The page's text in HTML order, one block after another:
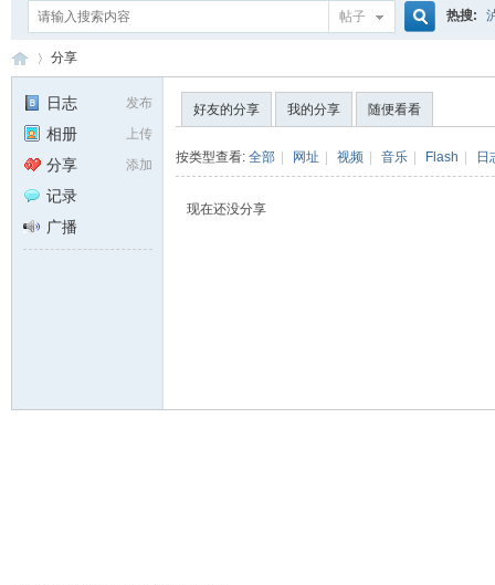
帖子 热搜:
分享
发布
日志
上传
相册
添加
分享
记录
广播
好友的分享 我的分享 随便看看
按类型查看: 全部 网址 视频 音乐 Flash 日
现在还没分享